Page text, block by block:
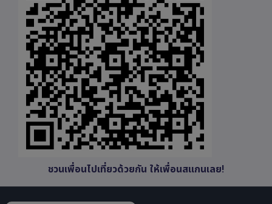
ชวนเพื่อนไปเที่ยวด้วยกัน ให้เพื่อนสแกนเลย!